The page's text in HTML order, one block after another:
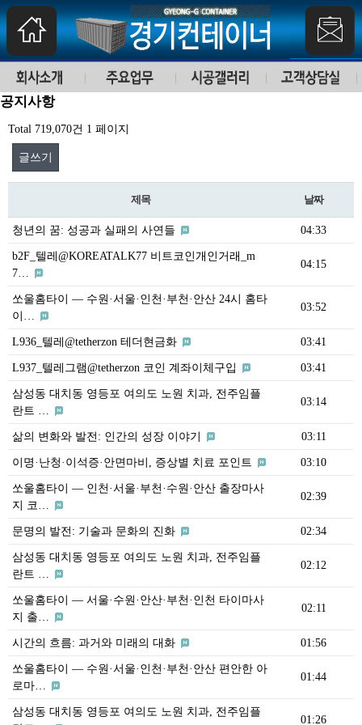
공지사항
Total 719,070건 1 페이지
글쓰기
제목 날짜
청년의 꿈: 성공과 실패의 사연들 04:33
b2F_텔레@KOREATALK77 비트코인개인거래_m
7…
04:15
쏘울홈타이 — 수원·서울·인천·부천·안산 24시 홈타
이…
03:52
L936_텔레@tetherzon 테더현금화 03:41
L937_텔레그램@tetherzon 코인 계좌이체구입 03:41
삼성동 대치동 영등포 여의도 노원 치과, 전주임플
란트 …
03:14
삶의 변화와 발전: 인간의 성장 이야기 03:11
이명·난청·이석증·안면마비, 증상별 치료 포인트 03:10
쏘울홈타이 — 인천·서울·부천·수원·안산 출장마사
지 코…
02:39
문명의 발전: 기술과 문화의 진화 02:34
삼성동 대치동 영등포 여의도 노원 치과, 전주임플
란트 …
02:12
쏘울홈타이 — 서울·수원·안산·부천·인천 타이마사
지 출…
02:11
시간의 흐름: 과거와 미래의 대화 01:56
쏘울홈타이 — 수원·서울·인천·부천·안산 편안한 아
로마…
01:44
삼성동 대치동 영등포 여의도 노원 치과, 전주임플
01:26